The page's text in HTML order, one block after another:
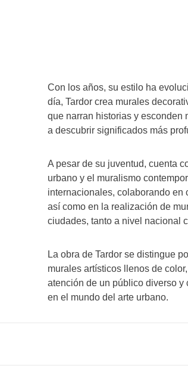
Con los años, su estilo ha
día, Tardor crea murales
que narran historias y esconden
a descubrir significados más
A pesar de su juventud, cuenta
urbano y el muralismo
internacionales, colaborando en
así como en la realización de
ciudades, tanto a nivel nacional
La obra de Tardor se distingue
murales artísticos llenos de
atención de un público diverso
en el mundo del arte urbano.